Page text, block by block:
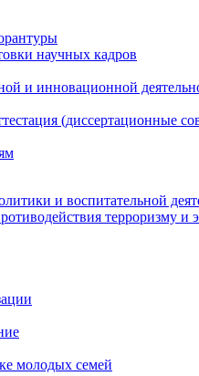
научных кадров
и инновационной
(диссертационные
и воспитательной
терроризму и
молодых семей